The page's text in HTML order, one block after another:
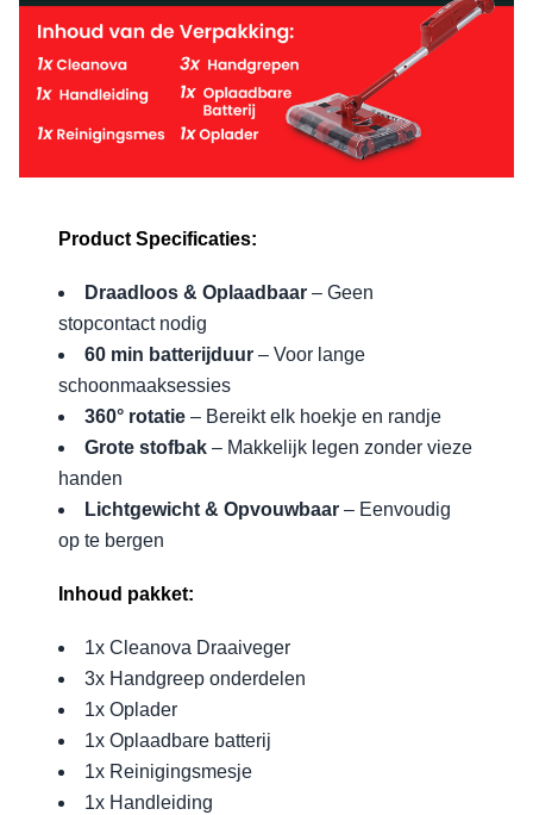
Product Specificaties:
Draadloos & Oplaadbaar – Geen
stopcontact nodig
60 min batterijduur – Voor lange
schoonmaaksessies
360° rotatie – Bereikt elk hoekje en randje
Grote stofbak – Makkelijk legen zonder vieze
handen
Lichtgewicht & Opvouwbaar – Eenvoudig
op te bergen
Inhoud pakket:
1x Cleanova Draaiveger
3x Handgreep onderdelen
1x Oplader
1x Oplaadbare batterij
1x Reinigingsmesje
1x Handleiding